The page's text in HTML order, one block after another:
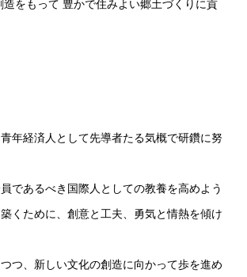
造をもって 豊かで住みよい郷土づくりに貢
年経済人として先導者たる気概で研鑽に努
であるべき国際人としての教養を高めよう
くために、創意と工夫、勇気と情熱を傾け
つ、新しい文化の創造に向かって歩を進め